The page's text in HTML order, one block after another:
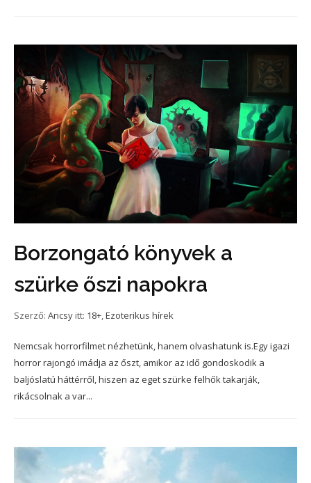
Borzongató könyvek a
szürke őszi napokra
Szerző: Ancsy itt: 18+,Ezoterikus hírek
Nemcsak horrorfilmet nézhetünk, hanem olvashatunk is.Egy igazi
horror rajongó imádja az őszt, amikor az idő gondoskodik a
baljóslatú háttérről, hiszen az eget szürke felhők takarják,
rikácsolnak a var...